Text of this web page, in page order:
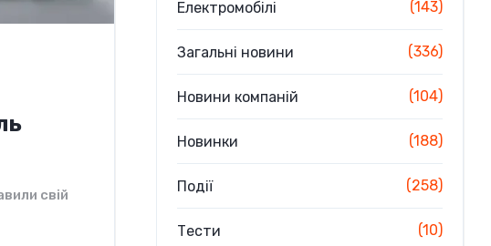
свій
Електромобілі (143)
Загальні новини (336)
Новини компаній (104)
Новинки (188)
Події (258)
Тести (10)